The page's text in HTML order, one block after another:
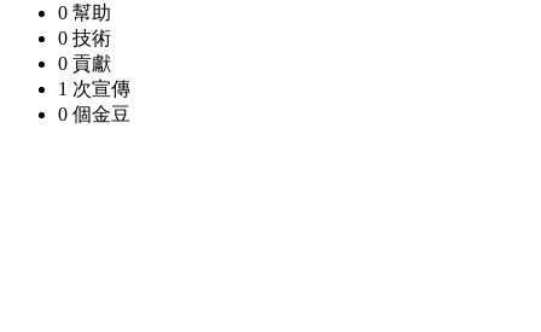
0 幫助
0 技術
0 貢獻
1 次宣傳
0 個金豆